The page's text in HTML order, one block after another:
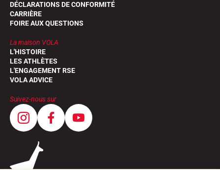
DÉCLARATIONS DE CONFORMITÉ
CARRIÈRE
FOIRE AUX QUESTIONS
La maison VOLA
L'HISTOIRE
LES ATHLÈTES
L'ENGAGEMENT RSE
VOLA ADVICE
Suivez-nous sur